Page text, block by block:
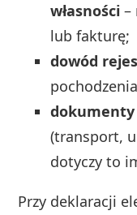
własności –
lub fakturę;
dowód
dokumenty
(transport,
dotyczy to
Przy deklaracji